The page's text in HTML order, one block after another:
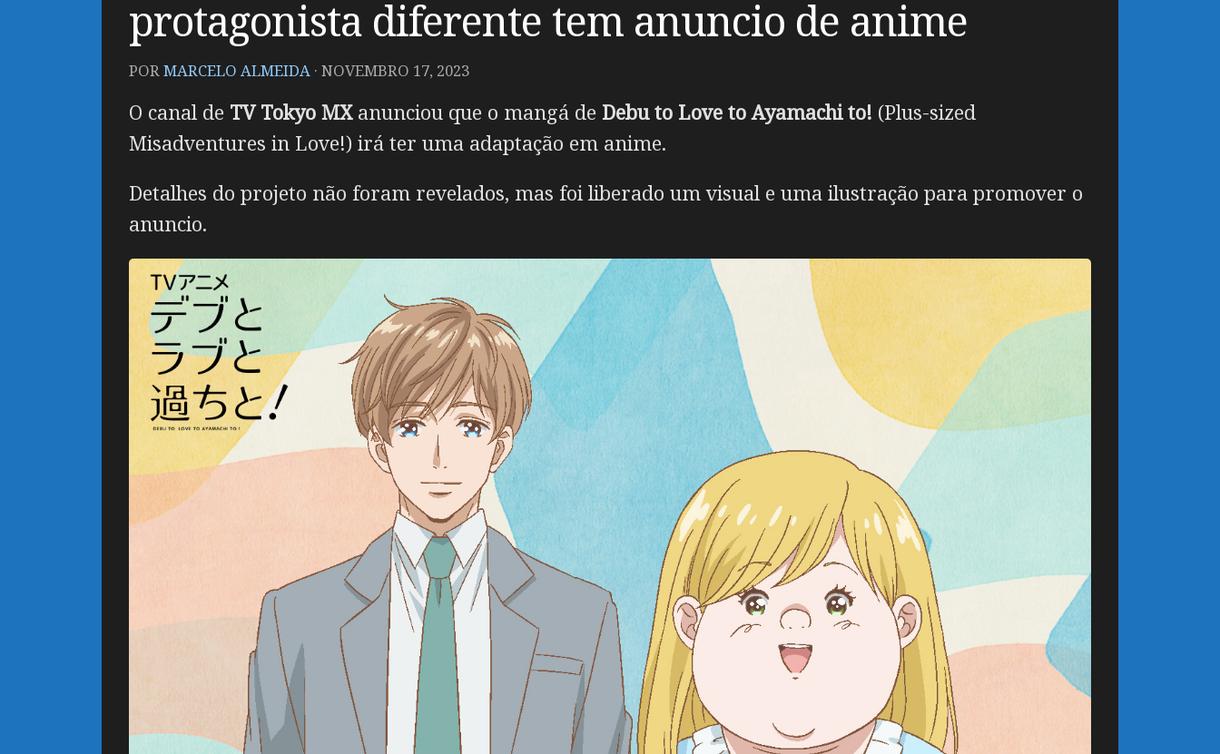
protagonista diferente tem anuncio de anime
PORMARCELO ALMEIDA · NOVEMBRO 17, 2023
O canal de TV Tokyo MXanunciou que o mangá de Debu to Love to Ayamachi to! (Plus-sized
Misadventures in Love!) irá ter uma adaptação em anime.
Detalhes do projeto não foram revelados, mas foi liberado um visual e uma ilustração para promover o
anuncio.